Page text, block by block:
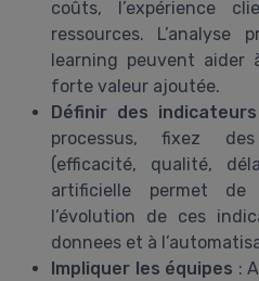
coûts, l’expérience
ressources.
learning peuvent aider
forte valeur ajoutée.
Définir des
processus, fixez
(efficacité, qualité,
artificielle permet
l’évolution de ces
donnees et à
Impliquer les équipes :